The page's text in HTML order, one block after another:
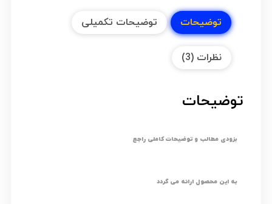
توضیحات توضیحات تکمیلی
نظرات (3)
توضیحات
بزودی مطالب و توضیحات کاملی راجع
به این محصول ارائه می گردد